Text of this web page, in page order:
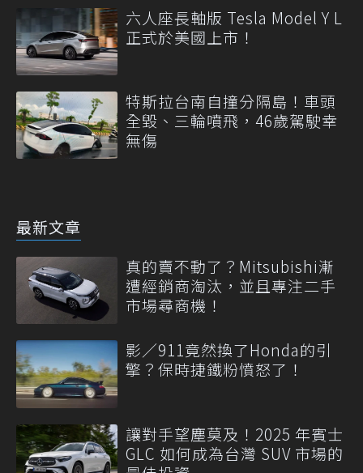
六人座長軸版 Tesla Model Y L
正式於美國上市！
特斯拉台南自撞分隔島！車頭
全毀、三輪噴飛，46歲駕駛幸
無傷
最新文章
真的賣不動了？Mitsubishi漸
遭經銷商淘汰，並且專注二手
市場尋商機！
影／911竟然換了Honda的引
擎？保時捷鐵粉憤怒了！
讓對手望塵莫及！2025 年賓士
GLC 如何成為台灣 SUV 市場的